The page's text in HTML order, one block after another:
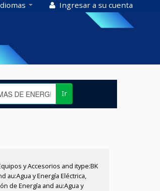
Ingresar a su cuenta
Ir
y Accesorios and itype:BK
au:Agua y Energía Eléctrica,
de Energía and au:Agua y